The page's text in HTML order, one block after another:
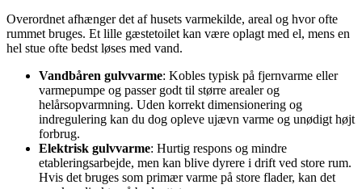
Overordnet afhænger det af husets varmekilde, areal og hvor ofte
rummet bruges. Et lille gæstetoilet kan være oplagt med el, mens en
hel stue ofte bedst løses med vand.
Vandbåren gulvvarme: Kobles typisk på fjernvarme eller
varmepumpe og passer godt til større arealer og
helårsopvarmning. Uden korrekt dimensionering og
indregulering kan du dog opleve ujævn varme og unødigt højt
forbrug.
Elektrisk gulvvarme: Hurtig respons og mindre
etableringsarbejde, men kan blive dyrere i drift ved store rum.
Hvis det bruges som primær varme på store flader, kan det